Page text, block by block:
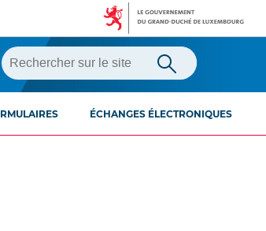
ÉCHANGES ÉLECTRONIQUES